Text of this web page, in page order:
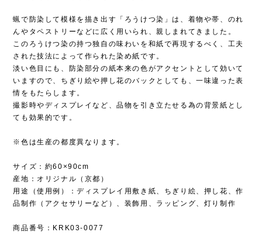
蝋で防染して模様を描き出す「ろうけつ染」は、着物や帯、のれ
んやタペストリーなどに広く用いられ、親しまれてきました。
このろうけつ染の持つ独自の味わいを和紙で再現するべく、工夫
された技法によって作られた染め紙です。
淡い色目にも、防染部分の紙本来の色がアクセントとして効いて
いますので、ちぎり絵や押し花のバックとしても、一味違った表
情をもたらします。
撮影時やディスプレイなど、品物を引き立たせる為の背景紙とし
ても効果的です。
※色は生産の都度異なります。
サイズ：約60×90cm
産地：オリジナル（京都）
用途（使用例）：ディスプレイ用敷き紙、ちぎり絵、押し花、作
品制作（アクセサリーなど）、装飾用、ラッピング、灯り制作
商品番号：KRK03-0077